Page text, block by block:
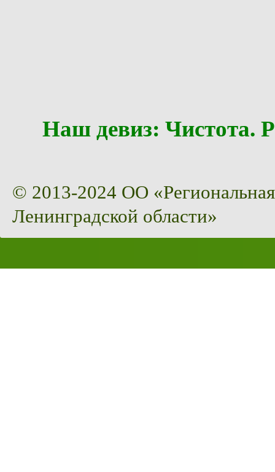
Наш девиз:
© 2013-2024 ОО
Ленинградской области»